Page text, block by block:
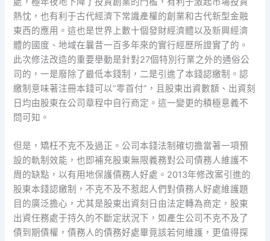
熱忱，也有利于古代經濟下常識產權的創業和古代新型金融
東西的應用。這也是世界上數十個發財經濟體以及新興經濟
體的國度、地域在曩昔一百多年來的實行經歷所證實了的。
此次修法改造的重要舉動是針對27個特別行業之外的通俗公
司的，一是廢除了最低本錢制，二是引進了本錢認繳制。認
繳制意味著注冊本錢可以“零首付”，且股東出資數額、出資刻
日均由股東在公司章程中自行商定。這一變更的積極意義不
問可知。
但是，矯枉不克不及過正。公司本錢法制確切擔當著一項預
設的軌制效能，也即補充股東無限義務對公司債務人維護不
周的缺點，以有用地保護債務人好處。2013年修改案引進的
股東本錢認繳制，不克不及不惹起人們對債務人好處維護題
目的廣泛擔心，尤其是股東出資刻日由法定轉為商定，股東
出資任務處于持久的不斷定狀況下，如產生公司不克不及了
債到期債權，債務人的債務好處畢竟該若何維護，更值得探